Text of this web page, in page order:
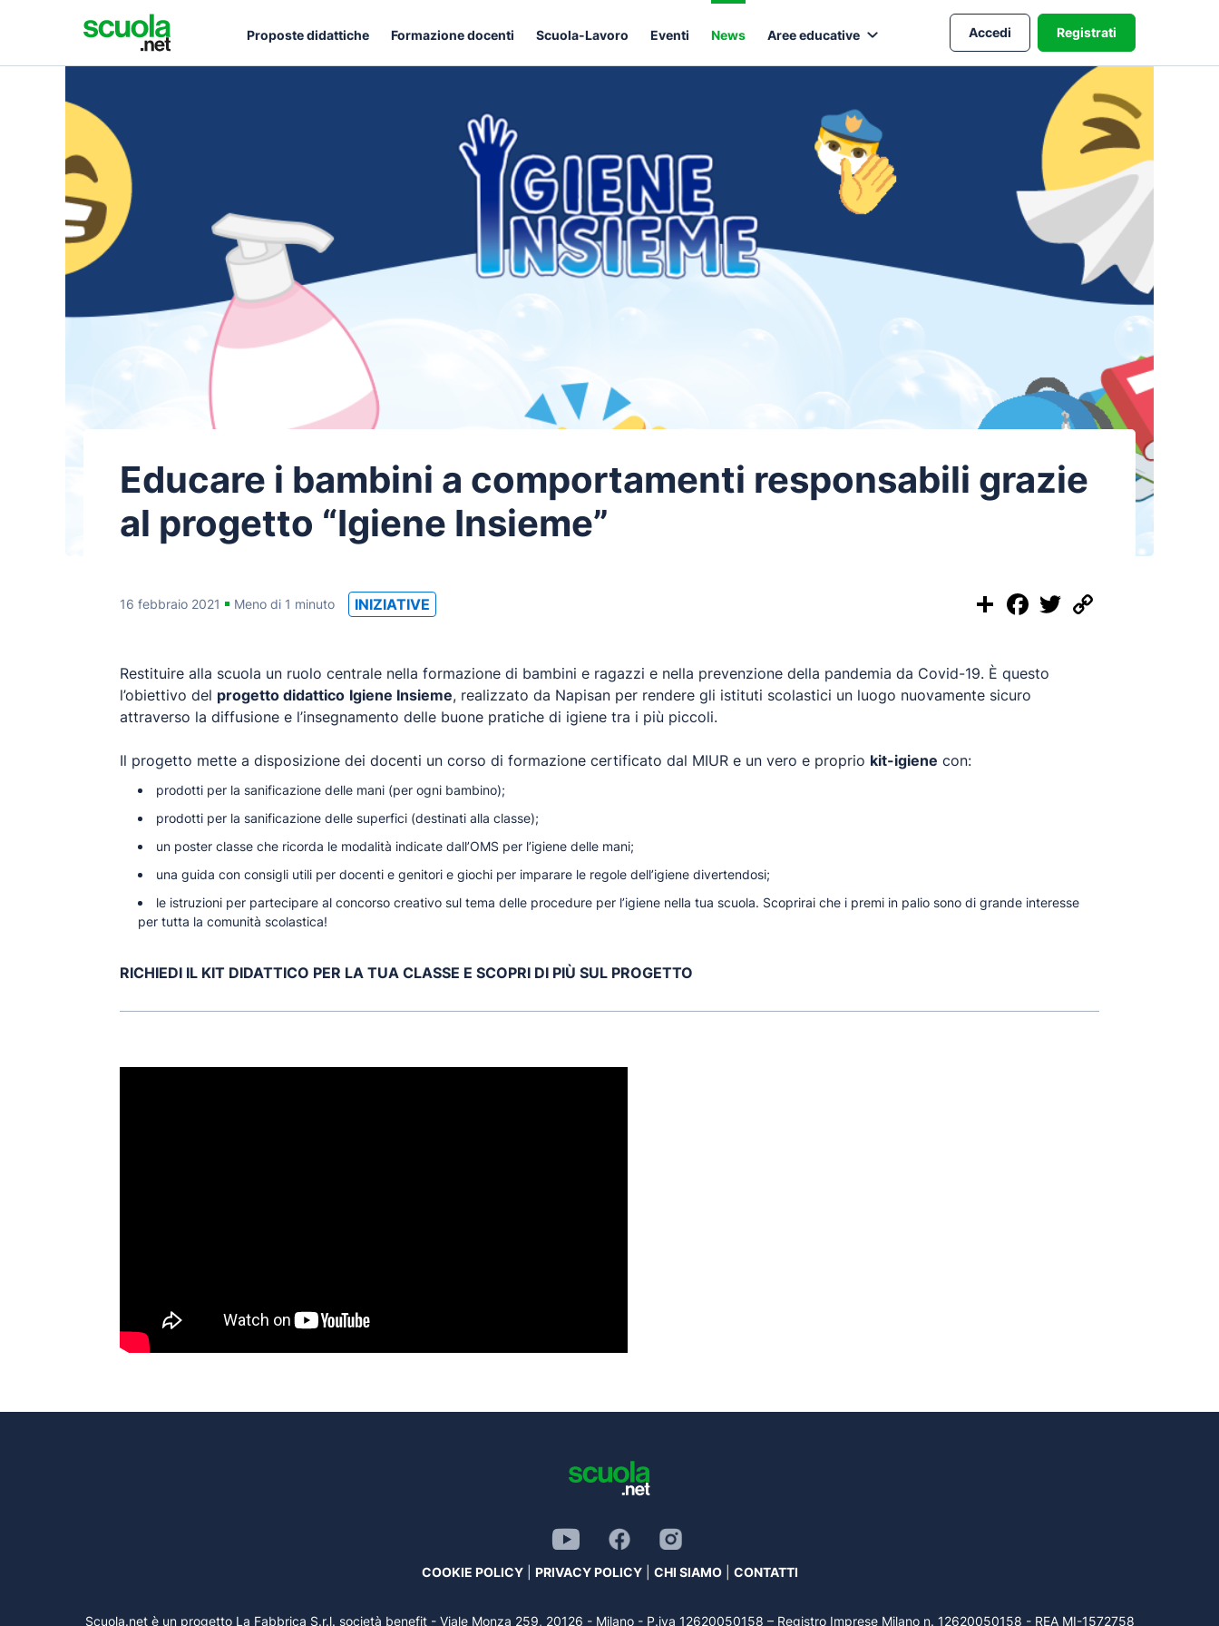
Proposte didattiche Formazione docenti Scuola-Lavoro Eventi News Aree educative Accedi Registrati
Educare i bambini a comportamenti responsabili grazie
al progetto “Igiene Insieme”
16 febbraio 2021 Meno di 1 minuto INIZIATIVE Share Facebook
Twitter
Restituire alla scuola un ruolo centrale nella formazione di bambini e ragazzi e nella prevenzione della pandemia da Covid-19. È questo
l’obiettivo del progetto didattico Igiene Insieme, realizzato da Napisan per rendere gli istituti scolastici un luogo nuovamente sicuro
attraverso la diffusione e l’insegnamento delle buone pratiche di igiene tra i più piccoli.
Il progetto mette a disposizione dei docenti un corso di formazione certificato dal MIUR e un vero e proprio kit-igiene con:
prodotti per la sanificazione delle mani (per ogni bambino);
prodotti per la sanificazione delle superfici (destinati alla classe);
un poster classe che ricorda le modalità indicate dall’OMS per l’igiene delle mani;
una guida con consigli utili per docenti e genitori e giochi per imparare le regole dell’igiene divertendosi;
le istruzioni per partecipare al concorso creativo sul tema delle procedure per l’igiene nella tua scuola. Scoprirai che i premi in palio sono di grande interesse
per tutta la comunità scolastica!
RICHIEDI IL KIT DIDATTICO PER LA TUA CLASSE E SCOPRI DI PIÙ SUL PROGETTO
COOKIE POLICY| PRIVACY POLICY| CHI SIAMO| CONTATTI
Scuola.net è un progetto La Fabbrica S.r.l. società benefit - Viale Monza 259, 20126 - Milano - P.iva 12620050158 – Registro Imprese Milano n. 12620050158 - REA MI-1572758